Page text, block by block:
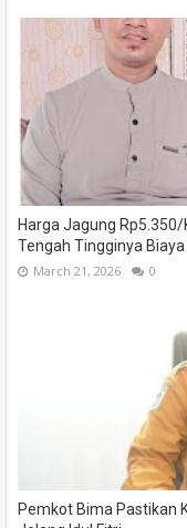
Harga Jagung
Tengah Tingginya
March 21, 2026 0
Pemkot Bima Pastikan